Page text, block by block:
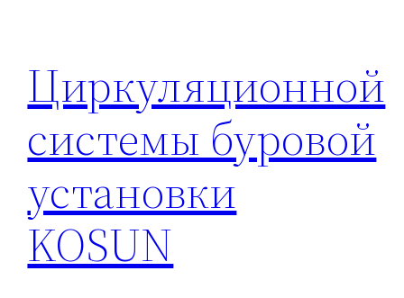
содержимому
Циркуляционной
системы буровой
установки
KOSUN